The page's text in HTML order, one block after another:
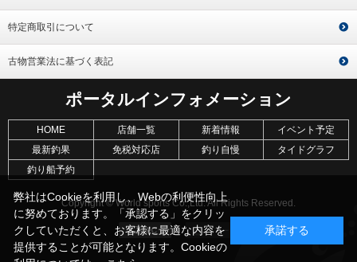
特定商取引について
古物営業法に基づく表記
ポータルインフォメーション
HOME 店舗一覧 新着情報
イベント予定
最新釣果
免税対応店 釣り自慢
タイドグラフ
釣り船予約
Copyright © World sports Co.,Ltd. All Rights Reserved.
弊社はCookieを利用し、Webの利便性向上
に努めております。「承認する」をクリッ
クしていただくと、お客様に最適な内容を
提供することが可能となります。Cookieの
承諾する